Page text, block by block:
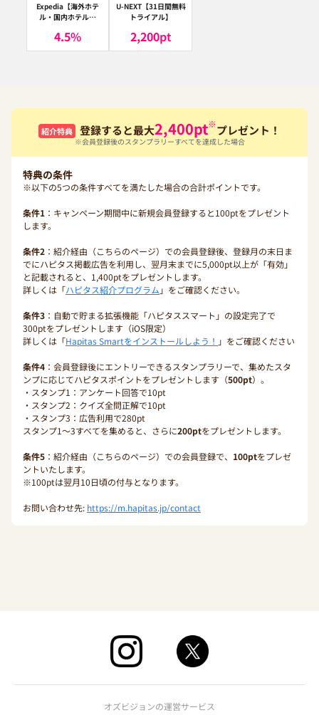
Expedia【海外ホテ
ル・国内ホテル予
ア）
4.5%
U-NEXT【31日間無料
トライアル】
2,200pt
紹介特典 登録すると最大2,400pt※プレゼント！
※会員登録後のスタンプラリーすべてを達成した場合
特典の条件
※以下の5つの条件すべてを満たした場合の合計ポイントです。
条件1 ：キャンペーン期間中に新規会員登録すると100ptをプレゼント
します。
条件2 ：紹介経由（こちらのページ）での会員登録後、登録月の末日ま
でにハピタス掲載広告を利用し、翌月末までに5,000pt以上が「有効」
と記載されると、1,400ptをプレゼントします。
詳しくは「ハピタス紹介プログラム 」をご確認ください。
条件3 ：自動で貯まる拡張機能「ハピタススマート」の設定完了で
300ptをプレゼントします（iOS限定）
詳しくは「Hapitas Smartをインストールしよう！ 」をご確認ください
条件4 ：会員登録後にエントリーできるスタンプラリーで、集めたスタ
ンプに応じてハピタスポイントをプレゼントします（500pt）。
・スタンプ1：アンケート回答で10pt
・スタンプ2：クイズ全問正解で10pt
・スタンプ3：広告利用で280pt
スタンプ1〜3すべてを集めると、さらに200ptをプレゼントします。
条件5 ：紹介経由（こちらのページ）での会員登録で、 100ptをプレゼ
ントいたします。
※100ptは翌月10日頃の付与となります。
お問い合わせ先: https://m.hapitas.jp/contact
オズビジョンの運営サービス